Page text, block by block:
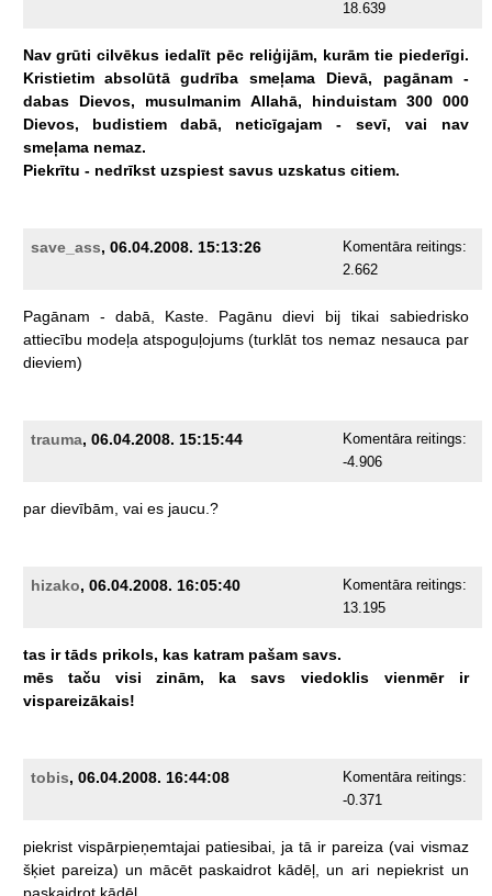
18.639
Nav grūti cilvēkus iedalīt pēc reliģijām, kurām tie piederīgi.
Kristietim absolūtā gudrība smeļama Dievā, pagānam
-
dabas
Dievos, musulmanim Allahā, hinduistam 300 000
Dievos,
budistiem dabā, neticīgajam - sevī, vai
nav
smeļama nemaz.
Piekrītu - nedrīkst uzspiest savus uzskatus citiem.
save_ass, 06.04.2008. 15:13:26
Komentāra reitings:
2.662
Pagānam - dabā, Kaste. Pagānu dievi bij tikai
sabiedrisko
attiecību modeļa atspoguļojums (turklāt tos nemaz nesauca par
dieviem)
trauma, 06.04.2008. 15:15:44
Komentāra reitings:
-4.906
par dievībām, vai es jaucu.?
hizako, 06.04.2008. 16:05:40
Komentāra reitings:
13.195
tas ir tāds prikols, kas katram pašam savs.
mēs
taču visi zinām, ka savs viedoklis vienmēr
ir
vispareizākais!
tobis, 06.04.2008. 16:44:08
Komentāra reitings:
-0.371
piekrist vispārpieņemtajai patiesibai, ja tā ir pareiza (vai vismaz
šķiet pareiza) un mācēt paskaidrot kādēļ, un ari nepiekrist un